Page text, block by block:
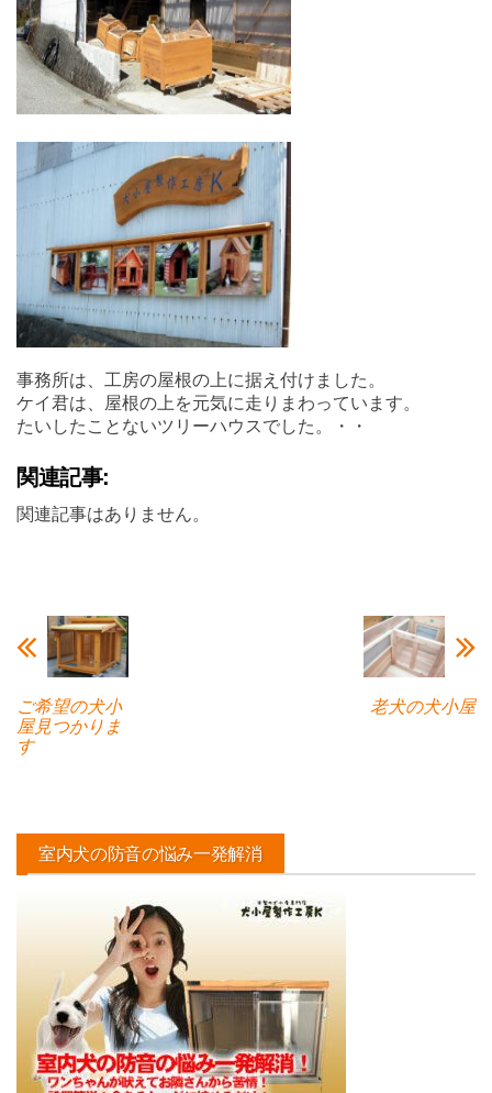
事務所は、工房の屋根の上に据え付けました。
ケイ君は、屋根の上を元気に走りまわっています。
たいしたことないツリーハウスでした。・・
関連記事:
関連記事はありません。
ご希望の犬小
屋見つかりま
す
老犬の犬小屋
室内犬の防音の悩み一発解消